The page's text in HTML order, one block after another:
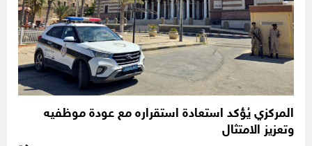
المركزي يُؤكد استعادة استقراره مع عودة موظفيه
وتعزيز الامتثال